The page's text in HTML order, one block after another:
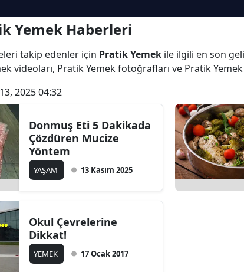
Yemek Haberleri
takip edenler için Pratik Yemek ile ilgili en son
videoları, Pratik Yemek fotoğrafları ve Pratik
2025 04:32
Donmuş Eti 5 Dakikada
Çözdüren Mucize
Yöntem
YAŞAM 13 Kasım 2025
Okul Çevrelerine
Dikkat!
YEMEK 17 Ocak 2017